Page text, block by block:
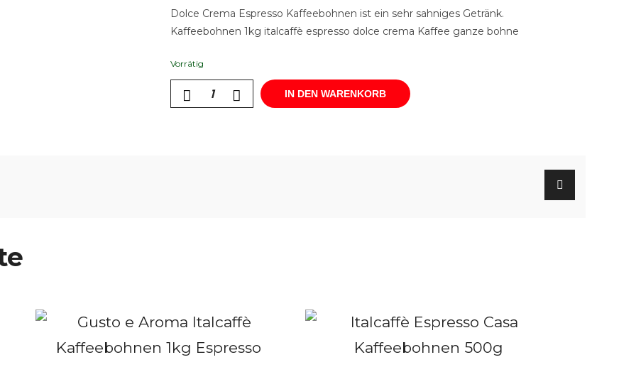
Dolce Crema Espresso Kaffeebohnen ist ein sehr sahniges Getränk.
Kaffeebohnen 1kg italcaffè espresso dolce crema Kaffee ganze bohne
Vorrätig
IN DEN WARENKORB